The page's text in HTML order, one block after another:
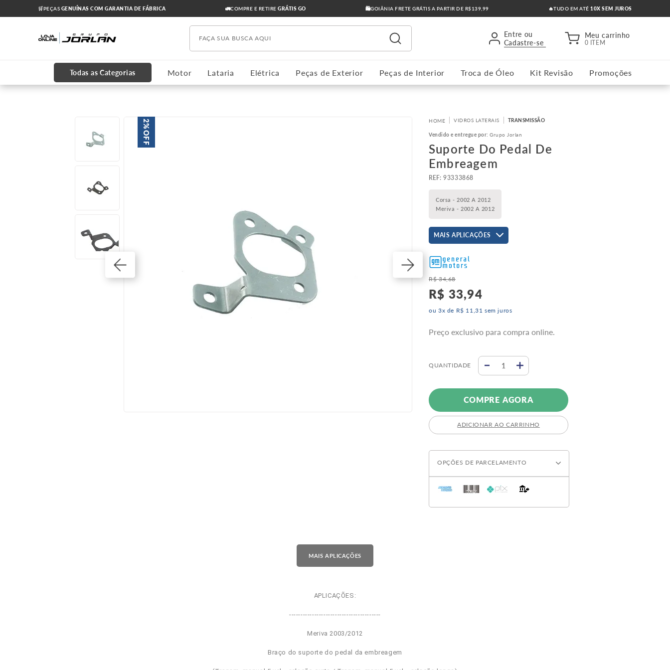
🛒PEÇAS GENUÍNAS COM GARANTIA DE FÁBRICA 🚛COMPRE E RETIREGRÁTIS GO 🛍️GOIÂNIA FRETE GRÁTIS A PARTIR DE R$139,99 🔥TUDO EM ATÉ10X SEM JUROS
Faça sua busca aqui
Entre ou
Cadastre-se
Meu carrinho
0 ITEM
Todas as Categorias Motor Lataria Elétrica Peças de Exterior Peças de Interior Troca de Óleo Kit Revisão Promoções
2%
OFF
VIDROS LATERAIS TRANSMISSÃO
Vendido e entregue por:Grupo Jorlan
Suporte Do Pedal De
Embreagem
:93333868
Corsa - 2002 A 2012
Meriva - 2002 A 2012
MAIS APLICAÇÕES
R$ 34,68
R$ 33,94
ou 3x de R$ 11 ,31 sem juros
Preço exclusivo para compra online.
QUANTIDADE
COMPRE AGORA
ADICIONAR AO CARRINHO
OPÇÕES DE PARCELAMENTO
MAIS APLICAÇÕES
APLICAÇÕES:
----------------------------------------
Meriva 2003/2012
Braço do suporte do pedal da embreagem
1
chevrolet
2º
onix
amortecedores
cruze 2012